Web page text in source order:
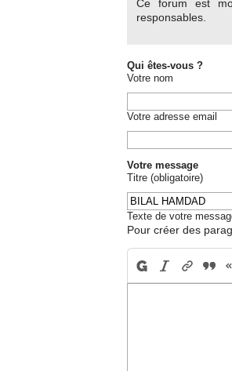
Ce forum est
responsables.
Qui êtes-vous ?
Votre nom
Votre adresse email
Votre message
Titre (obligatoire)
Texte de votre
Pour créer des